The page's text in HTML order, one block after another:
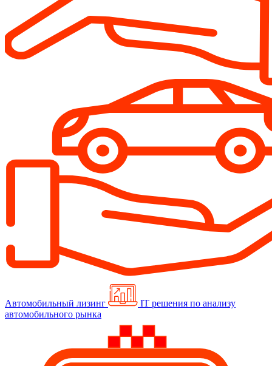
Автомобильный лизинг
IT решения по анализу
автомобильного рынка